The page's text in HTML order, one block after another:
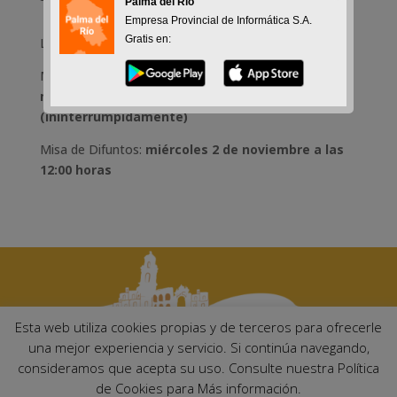
Lunes 31 de octubre:hasta las 19:00 horas
Martes 1 y miércoles 2 de noviembre:de 8:00 del
martes hasta las 19:00 horas del miércoles
(ininterrumpidamente)
Misa de Difuntos: miércoles 2 de noviembre a las
12:00 horas
Ayuntamiento de Palma del Río. Plaza Mayor de Andalucía, 1 C.P:
14700 – Palma del Río (Córdoba)
Esta web utiliza cookies propias y de terceros para ofrecerle
una mejor experiencia y servicio. Si continúa navegando,
consideramos que acepta su uso. Consulte nuestra Política
de Cookies para Más información.
Empresa Provincial de Informática S.A.
Gratis en: